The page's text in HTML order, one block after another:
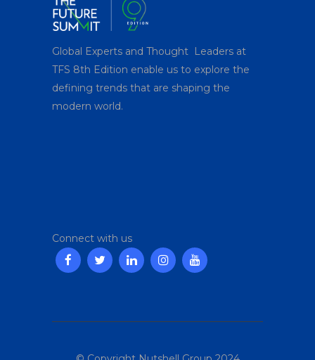
Global Experts and Thought Leaders at
TFS 8th Edition enable us to explore the
defining trends that are shaping the
modern world.
Connect with us